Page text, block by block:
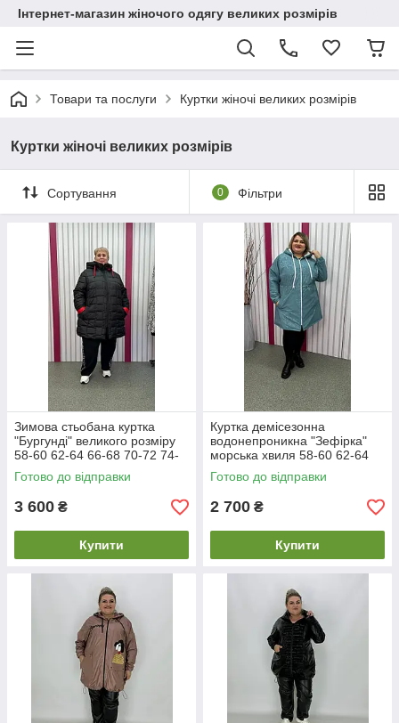
Інтернет-магазин жіночого одягу великих розмірів
Товари та послуги Куртки жіночі великих розмірів
Куртки жіночі великих розмірів
Сортування 0 Фільтри
Зимова стьобана куртка
"Бургунді" великого розміру
58-60 62-64 66-68 70-72 74-
76
Готово до відправки
3 600 ₴
Купити
Куртка демісезонна
водонепроникна "Зефірка"
морська хвиля 58-60 62-64
66-68 70-72 74-76
Готово до відправки
2 700 ₴
Купити